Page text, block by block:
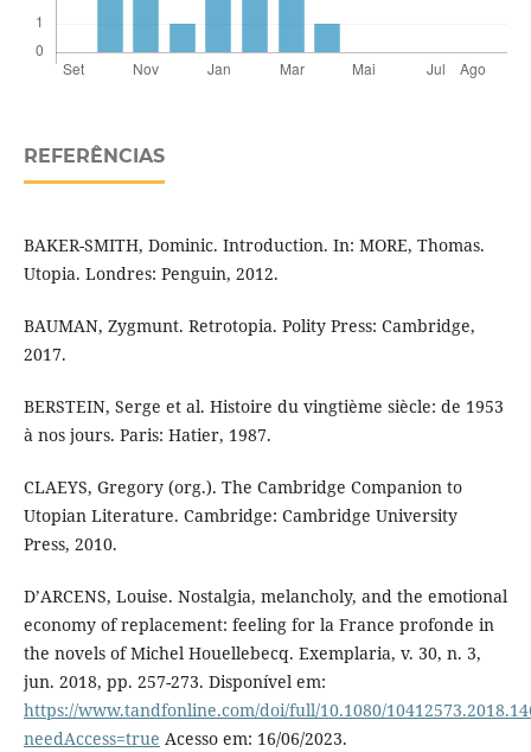
REFERÊNCIAS
BAKER-SMITH, Dominic. Introduction. In: MORE, Thomas.
Utopia. Londres: Penguin, 2012.
BAUMAN, Zygmunt. Retrotopia. Polity Press: Cambridge,
2017.
BERSTEIN, Serge et al. Histoire du vingtième siècle: de 1953
à nos jours. Paris: Hatier, 1987.
CLAEYS, Gregory (org.). The Cambridge Companion to
Utopian Literature. Cambridge: Cambridge University
Press, 2010.
D’ARCENS, Louise. Nostalgia, melancholy, and the emotional
economy of replacement: feeling for la France profonde in
the novels of Michel Houellebecq. Exemplaria, v. 30, n. 3,
jun. 2018, pp. 257-273. Disponível em:
https://www.tandfonline.com/doi/full/10.1080/
needAccess=true Acesso em: 16/06/2023.